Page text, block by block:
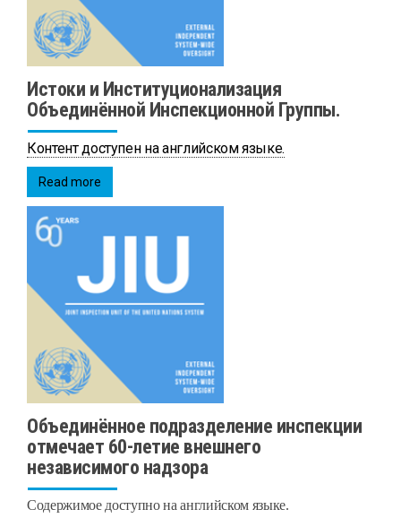
Истоки и Институционализация
Объединённой Инспекционной Группы.
Контент доступен на английском языке.
Read more
Объединённое подразделение инспекции
отмечает 60-летие внешнего
независимого надзора
Содержимое доступно на английском языке.